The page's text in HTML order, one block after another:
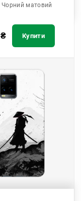
Чорний матовий
₴ Купити